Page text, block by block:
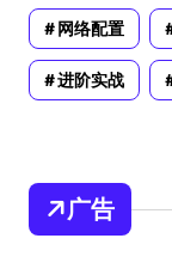
网络配置
进阶实战
广告